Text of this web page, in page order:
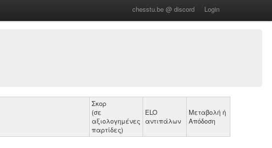
chesstu.be @ discord Login
Σκορ
(σε
αξιολογημένες
παρτίδες)
ELO
αντιπάλων
Μεταβολή ή
Απόδοση